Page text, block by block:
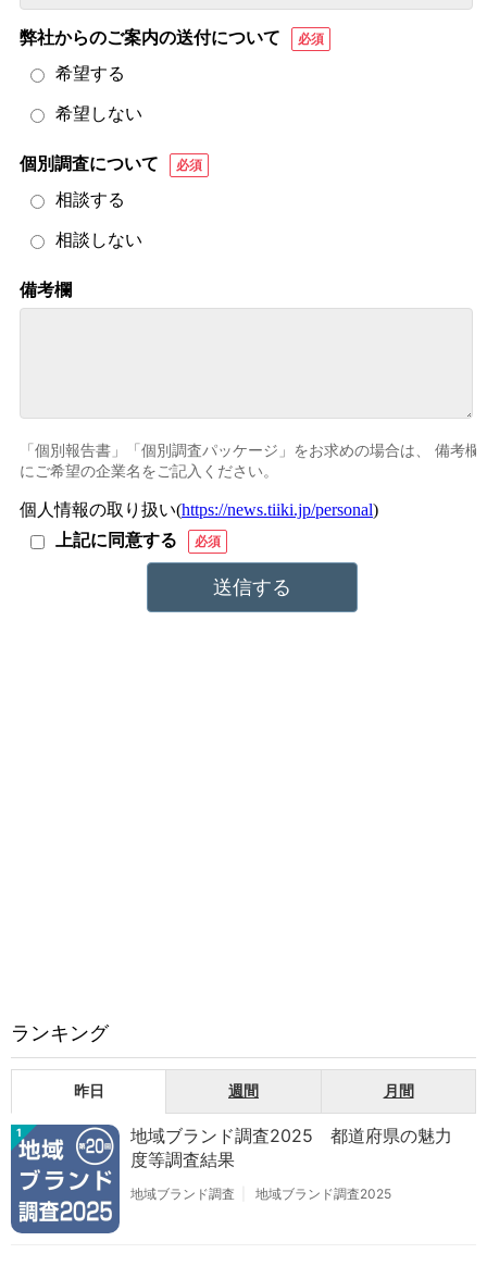
ランキング
昨日 週間 月間
1
地域ブランド調査2025 都道府県の魅力
度等調査結果
地域ブランド調査 地域ブランド調査2025